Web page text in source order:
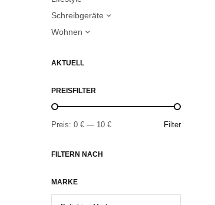
Schreibgeräte
Wohnen
AKTUELL
PREISFILTER
Filter
Preis: 0 € — 10 €
FILTERN NACH
MARKE